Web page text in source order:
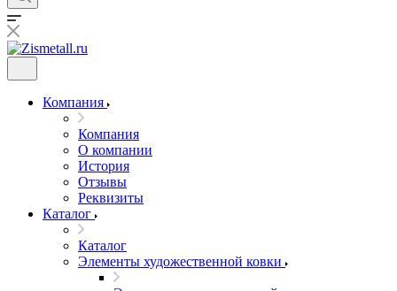
Компания
Компания
О компании
История
Отзывы
Реквизиты
Каталог
Каталог
Элементы художественной ковки